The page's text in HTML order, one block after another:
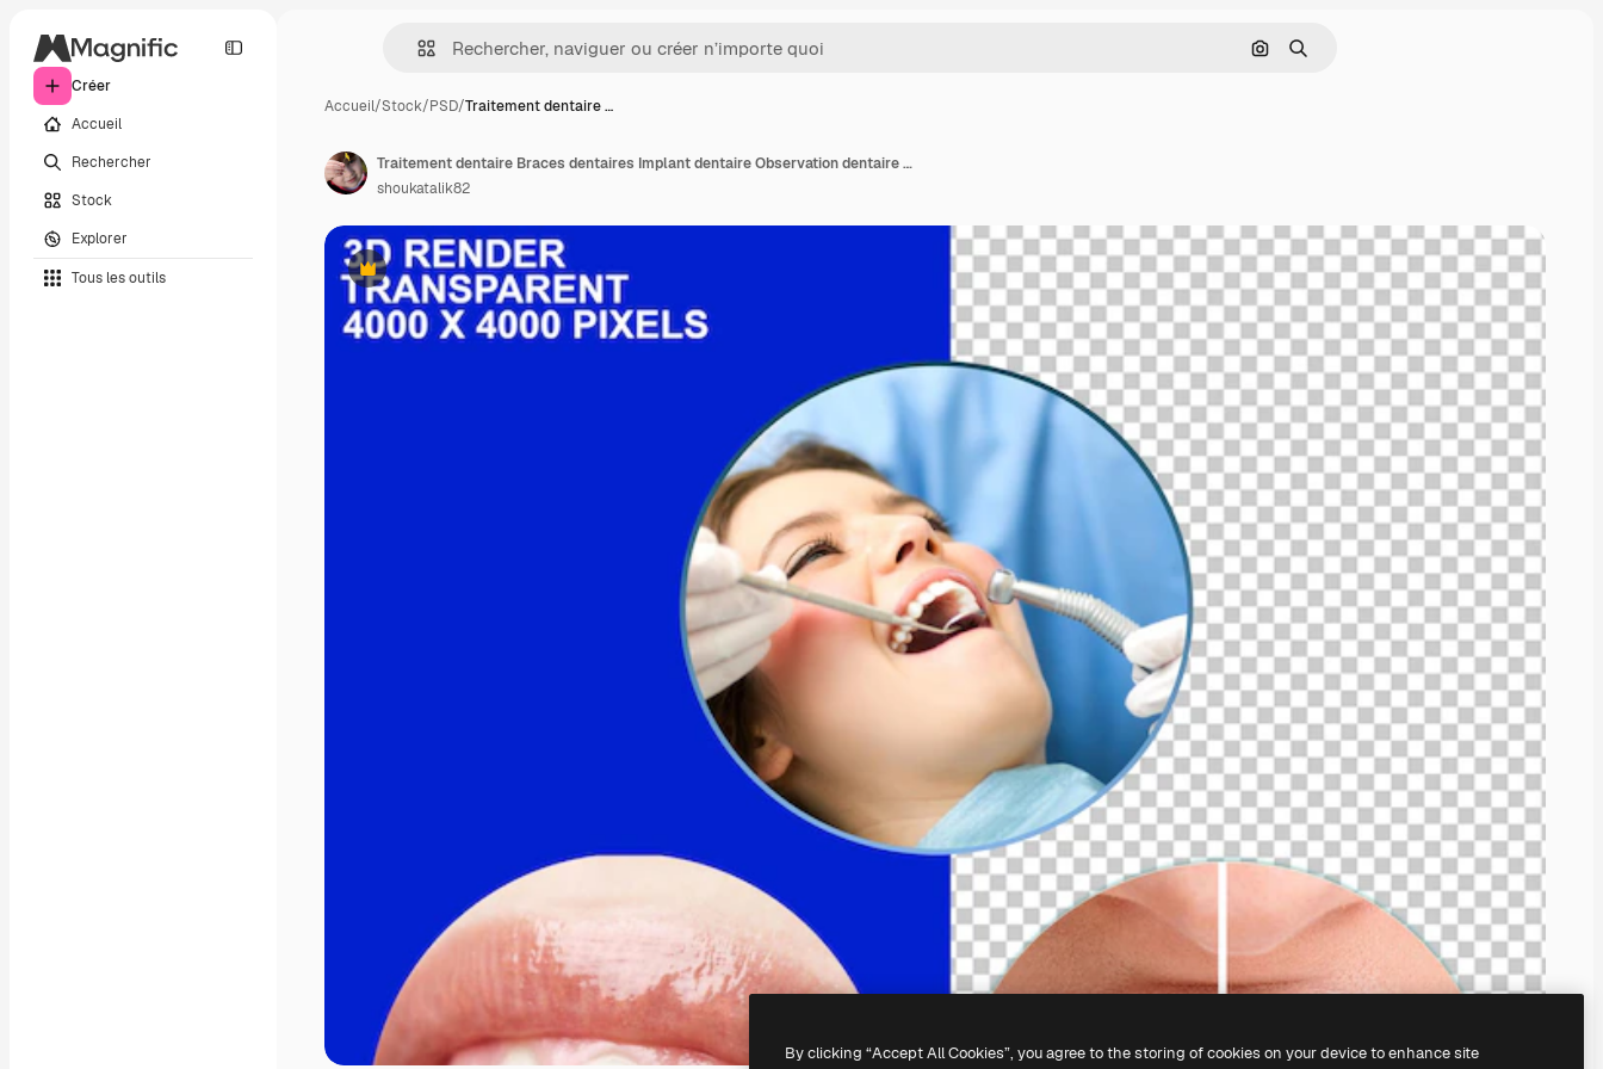
Créer
Accueil
Rechercher
Stock
Explorer
Tous les outils
Rechercher par image
Rechercher
Accueil/Stock/PSD/Traitement dentaire …
Premium
Traitement dentaire Braces dentaires Implant dentaire Observation dentaire Vérification dentaire Douleurs dentaires Dentiste
shoukatalik82
By clicking “Accept All Cookies”, you agree to the storing of cookies on your device to enhance site